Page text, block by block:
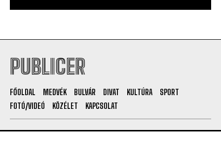
PUBLICER
FŐOLDAL MEDVÉK BULVÁR DIVAT KULTÚRA
SPORT
FOTÓ/VIDEÓ
KÖZÉLET KAPCSOLAT